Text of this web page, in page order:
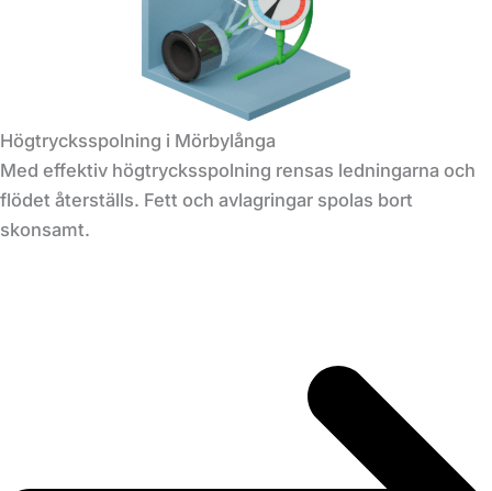
Högtrycksspolning i Mörbylånga
Med effektiv högtrycksspolning rensas ledningarna och
flödet återställs. Fett och avlagringar spolas bort
skonsamt.